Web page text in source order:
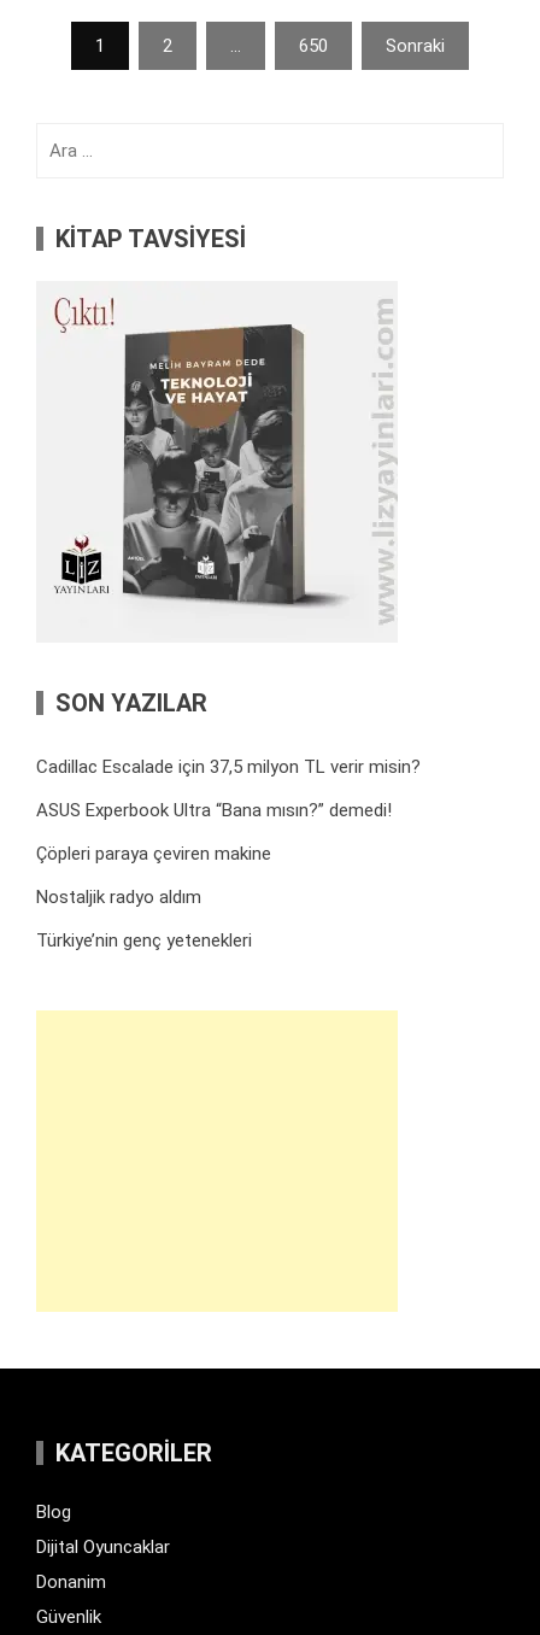
sayfalaması
1 2 … 650 Sonraki
KİTAP TAVSİYESİ
SON YAZILAR
Cadillac Escalade için 37,5 milyon TL verir misin?
ASUS Experbook Ultra “Bana mısın?” demedi!
Çöpleri paraya çeviren makine
Nostaljik radyo aldım
Türkiye’nin genç yetenekleri
KATEGORILER
Blog
Dijital Oyuncaklar
Donanim
Güvenlik